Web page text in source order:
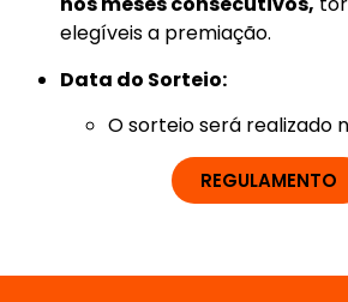
elegíveis a premiação.
Data do Sorteio:
O sorteio será realizado
REGULAMENTO